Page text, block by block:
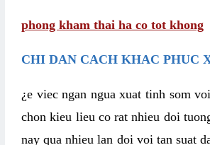
phong kham thai ha co tot khong
CHI DAN CACH KHAC PHUC
¿e viec ngan ngua xuat tinh som
chon kieu lieu co rat nhieu doi
nay qua nhieu lan doi voi tan suat